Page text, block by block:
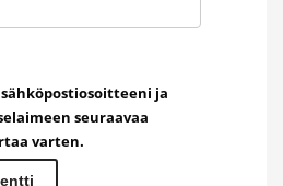
ja
seuraavaa
varten.